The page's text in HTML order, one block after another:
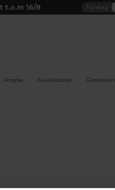
t.o.m 16/8 Företag
Pergola Akustikpanel Glasräcken